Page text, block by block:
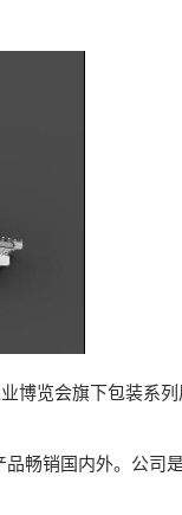
博览会旗下包装系
畅销国内外。公司